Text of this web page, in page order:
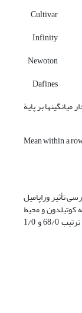
Cultivar
Infinity
Newoton
Dafines
بر پایة
Mean within a
تأثیر وراپامیل
کوتیلدون و محیط
کشت حاوی هورمون­های TDZ و NAA با غلظت­های به ترتیب 68/0 و 1/0